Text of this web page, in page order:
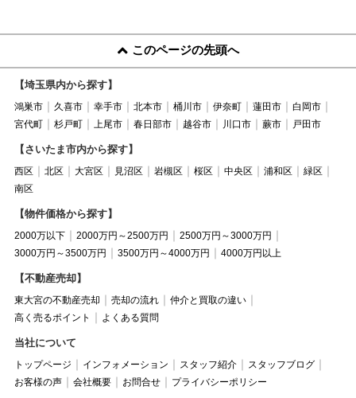
このページの先頭へ
【埼玉県内から探す】
鴻巣市 久喜市 幸手市 北本市 桶川市 伊奈町 蓮田市
白岡市
宮代町
杉戸町 上尾市 春日部市 越谷市 川口市 蕨市 戸田市
【さいたま市内から探す】
西区 北区 大宮区 見沼区 岩槻区 桜区 中央区 浦和区
緑区
南区
【物件価格から探す】
2000万以下 2000万円～2500万円
2500万円～3000万円
3000万円～3500万円
3500万円～4000万円 4000万円以上
【不動産売却】
東大宮の不動産売却 売却の流れ
仲介と買取の違い
高く売るポイント
よくある質問
当社について
トップページ インフォメーション スタッフ紹介
スタッフブログ
お客様の声
会社概要 お問合せ プライバシーポリシー